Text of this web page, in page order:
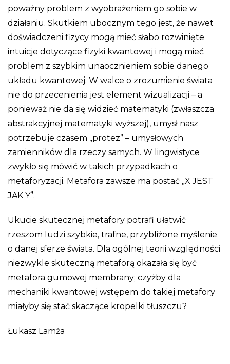
poważny problem z wyobrażeniem go sobie w
działaniu. Skutkiem ubocznym tego jest, że nawet
doświadczeni fizycy mogą mieć słabo rozwinięte
intuicje dotyczące fizyki kwantowej i mogą mieć
problem z szybkim unaocznieniem sobie danego
układu kwantowej. W walce o zrozumienie świata
nie do przecenienia jest element wizualizacji – a
ponieważ nie da się widzieć matematyki (zwłaszcza
abstrakcyjnej matematyki wyższej), umysł nasz
potrzebuje czasem „protez” – umysłowych
zamienników dla rzeczy samych. W lingwistyce
zwykło się mówić w takich przypadkach o
metaforyzacji. Metafora zawsze ma postać „X JEST
JAK Y”.
Ukucie skutecznej metafory potrafi ułatwić
rzeszom ludzi szybkie, trafne, przybliżone myślenie
o danej sferze świata. Dla ogólnej teorii względności
niezwykle skuteczną metaforą okazała się być
metafora gumowej membrany; czyżby dla
mechaniki kwantowej wstępem do takiej metafory
miałyby się stać skaczące kropelki tłuszczu?
Łukasz Lamża